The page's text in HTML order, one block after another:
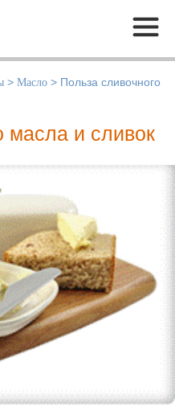
Меню
> Масло > Польза сливочного
масла и сливок